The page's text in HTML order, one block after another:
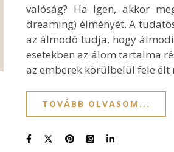
valóság? Ha igen, akkor
dreaming) élményét. A
az álmodó tudja, hogy
esetekben az álom tartalma
az emberek körülbelül fele
TOVÁBB OLVASOM...